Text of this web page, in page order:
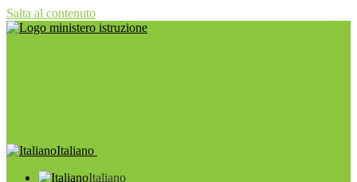
Salta al contenuto
Italiano
Italiano